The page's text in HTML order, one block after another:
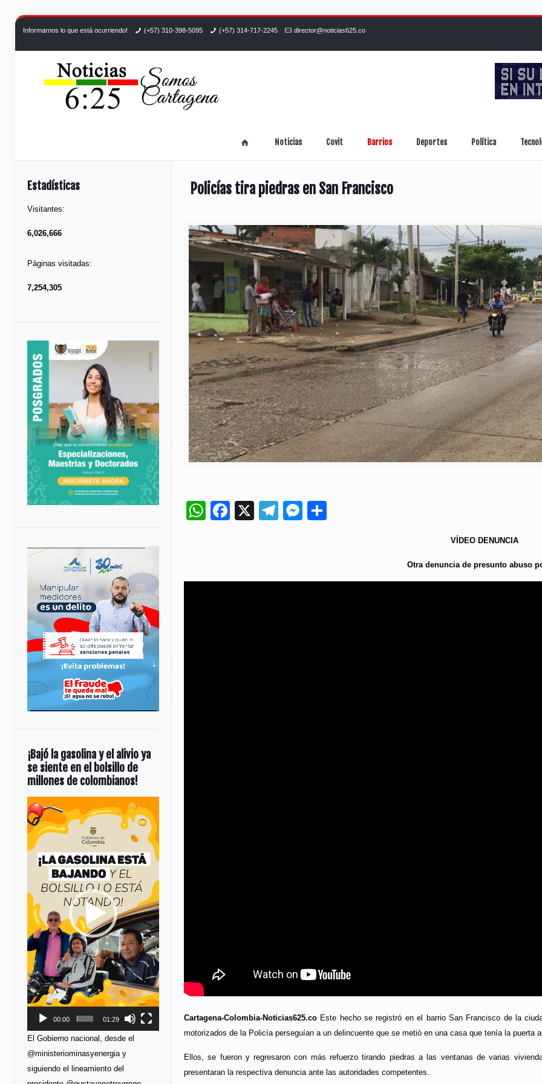
Informarnos lo que está ocurriendo! (+57) 310-398-5095 (+57) 314-717-2245 director@noticias625.co
Noticias Covit Barrios Deportes Política
Policías tira piedras en San Francisco
WhatsApp
Facebook
X Telegram
Messenger
VÍDEO DENUNCIA
Otra denuncia de presunto abuso
Cartagena-Colombia-Noticias625.co Este hecho se registró en el barrio San Francisco de la
motorizados de la Policía perseguían a un delincuente que se metió en una casa que tenía la puerta
Ellos, se fueron y regresaron con más refuerzo tirando piedras a las ventanas de varias
presentaran la respectiva denuncia ante las autoridades competentes.
Estadísticas
Visitantes:
6,026,666
Páginas visitadas:
7,254,305
¡Bajó la gasolina y el alivio ya
se siente en el bolsillo de
millones de colombianos!
Reproductor
de
vídeo
00:00 01:29
El Gobierno nacional, desde el
@ministeriominasyenergia y
siguiendo el lineamiento del